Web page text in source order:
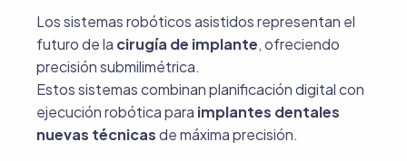
Los sistemas robóticos asistidos representan el
futuro de la cirugía de implante, ofreciendo
precisión submilimétrica.
Estos sistemas combinan planificación digital con
ejecución robótica para implantes dentales
nuevas técnicasde máxima precisión.